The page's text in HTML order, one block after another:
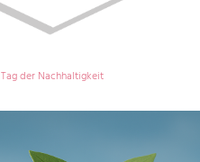
Tag der Nachhaltigkeit